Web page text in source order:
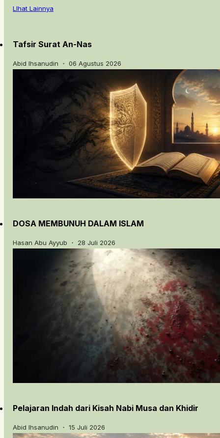
LIhat Lainnya
Tafsir Surat An-Nas
Abid Ihsanudin ・ 06 Agustus 2026
DOSA MEMBUNUH DALAM ISLAM
Hasan Abu Ayyub ・ 28 Juli 2026
Pelajaran Indah dari Kisah Nabi Musa dan Khidir
Abid Ihsanudin ・ 15 Juli 2026